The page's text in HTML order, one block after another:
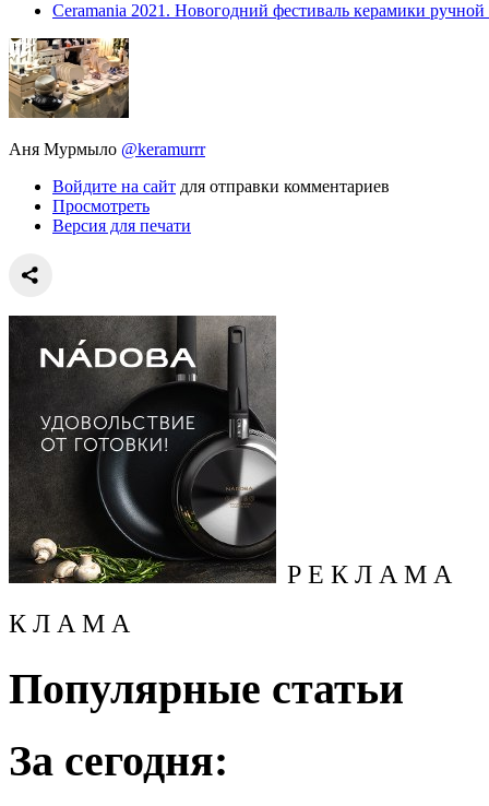
Ceramania 2021. Новогодний фестиваль керамики ручной
Аня Мурмыло @keramurrr
Войдите на сайт для отправки комментариев
Просмотреть
Версия для печати
Р Е К Л А М А
К Л А М А
Популярные статьи
За сегодня: